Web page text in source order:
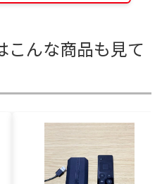
こんな商品も見て